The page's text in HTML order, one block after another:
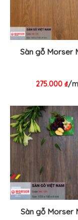
Sàn gỗ Morser
275.000 ₫/
Sàn gỗ Morser